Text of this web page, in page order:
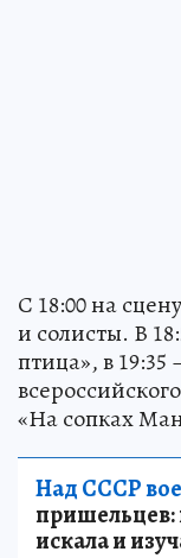
С 18:00 на
и солисты. В
птица», в 19:35
«На сопках
Над СССР
пришельцев:
искала и